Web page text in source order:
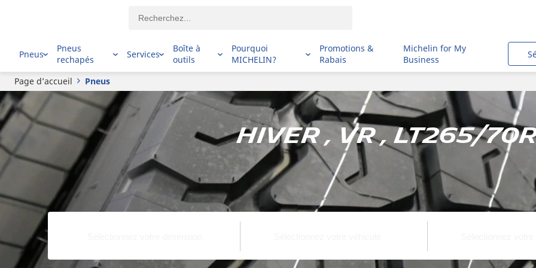
Pneus
Pneus
rechapés
Services
Boîte à
outils
Pourquoi
MICHELIN?
Promotions &
Rabais
Michelin for My
Business
Page d’accueil Pneus
Hiver , VR , LT265/